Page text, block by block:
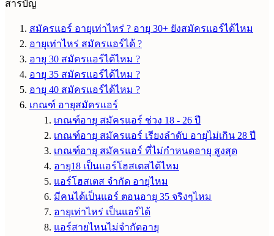
สารบัญ
สมัครแอร์ อายุเท่าไหร่ ? อายุ 30+ ยังสมัครแอร์ได้ไหม
อายุเท่าไหร่ สมัครแอร์ได้ ?
อายุ 30 สมัครแอร์ได้ไหม ?
อายุ 35 สมัครแอร์ได้ไหม ?
อายุ 40 สมัครแอร์ได้ไหม ?
เกณฑ์ อายุสมัครแอร์
เกณฑ์อายุ สมัครแอร์ ช่วง 18 - 26 ปี
เกณฑ์อายุ สมัครแอร์ เรียงลำดับ อายุไม่เกิน 28 ปี
เกณฑ์อายุ สมัครแอร์ ที่ไม่กำหนดอายุ สูงสุด
อายุ18 เป็นแอร์โฮสเตสได้ไหม
แอร์โฮสเตส จำกัด อายุไหม
มีคนได้เป็นแอร์ ตอนอายุ 35 จริงๆไหม
อายุเท่าไหร่ เป็นแอร์ได้
แอร์สายไหนไม่จำกัดอายุ